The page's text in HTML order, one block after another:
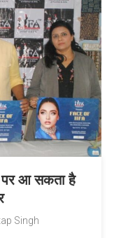
आ सकता है
Singh